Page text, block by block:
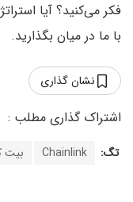
فکر می‌کنید؟ آیا
با ما در میان بگذارید.
نشان گذاری
تگ: Chainlink بیت